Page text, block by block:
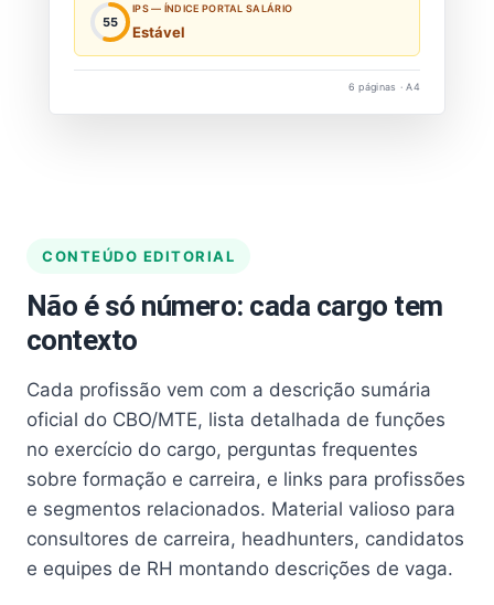
55
IPS — ÍNDICE PORTAL SALÁRIO
Estável
6 páginas · A4
CONTEÚDO EDITORIAL
Não é só número: cada cargo tem
contexto
Cada profissão vem com a descrição sumária
oficial do CBO/MTE, lista detalhada de funções
no exercício do cargo, perguntas frequentes
sobre formação e carreira, e links para profissões
e segmentos relacionados. Material valioso para
consultores de carreira, headhunters, candidatos
e equipes de RH montando descrições de vaga.